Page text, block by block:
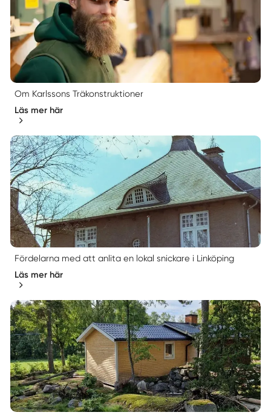
Om Karlssons Träkonstruktioner
Läs mer här
Fördelarna med att anlita en lokal snickare i Linköping
Läs mer här